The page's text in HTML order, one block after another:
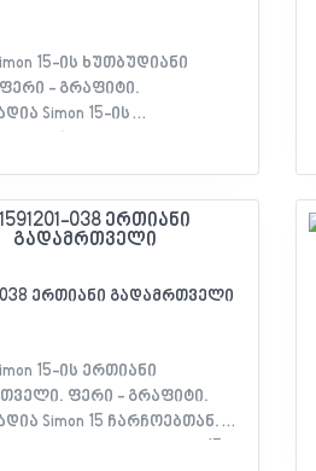
15-ის ხუთბუდიანი
- გრაფიტი.
Simon 15-ის
ჩარჩო - მასალა:
- ფერი:
EAC დეკლარაცია
038 ერთიანი გადამრთველი
15-ის ერთიანი
ფერი - გრაფიტი.
Simon 15 ჩარჩოებთან.